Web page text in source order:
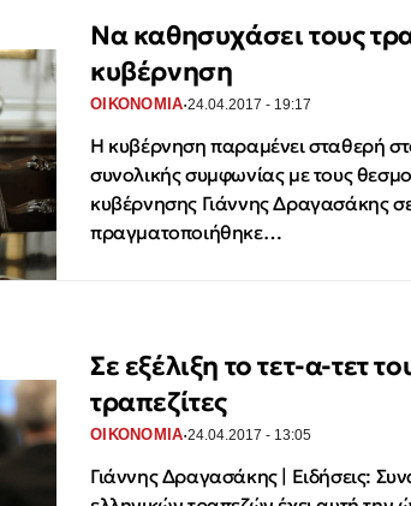
Να καθησυχάσει τους
κυβέρνηση
ΟΙΚΟΝΟΜΙΑ·24.04.2017 - 19:17
Η κυβέρνηση παραμένει σταθερή
συνολικής συμφωνίας με τους
κυβέρνησης Γιάννης Δραγασάκης
πραγματοποιήθηκε…
Σε εξέλιξη το τετ-α-τετ
τραπεζίτες
ΟΙΚΟΝΟΜΙΑ·24.04.2017 - 13:05
Γιάννης Δραγασάκης | Ειδήσεις: